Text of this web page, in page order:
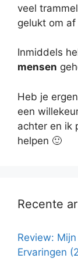
veel
gelukt om
Inmiddels
mensen
Heb je
een
achter en ik
helpen 🙂
Recente
Review:
Ervaringen